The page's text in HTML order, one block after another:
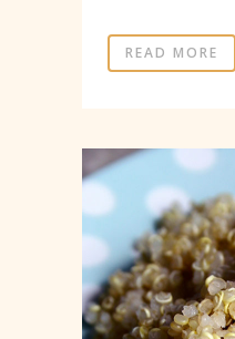
READ MORE